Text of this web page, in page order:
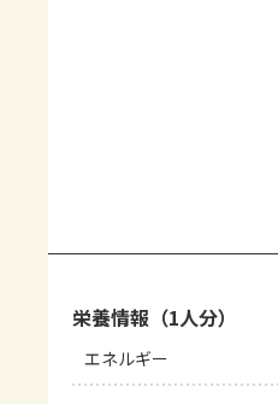
栄養情報（1人分）
エネルギー